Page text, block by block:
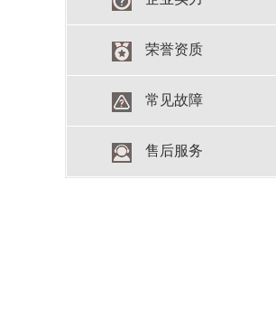
荣誉资质
常见故障
售后服务